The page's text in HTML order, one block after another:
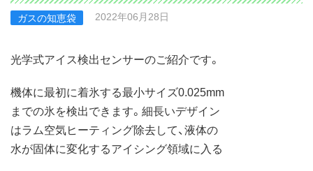
ガスの知恵袋 2022年06月28日
光学式アイス検出センサーのご紹介です。
機体に最初に着氷する最小サイズ0.025mm
までの氷を検出できます。細長いデザイン
はラム空気ヒーティング除去して、液体の
水が固体に変化するアイシング領域に入る